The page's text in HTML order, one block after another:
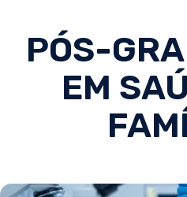
PÓS-
EM